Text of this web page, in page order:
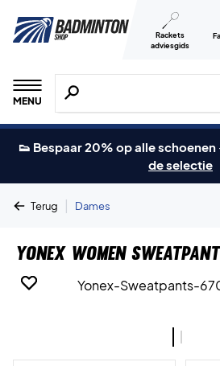
Rackets
adviesgids
MENU
Zoeken naar producten,
👟 Bespaar 20% op alle schoenen
de selectie
Terug | Dames
Yonex Women